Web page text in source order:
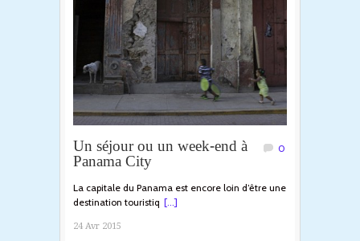
Un séjour ou un week-end à
Panama City
0
La capitale du Panama est encore loin d’être une
destination touristiq [...]
24 Avr 2015